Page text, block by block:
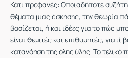
Κάτι προφανές: Οποιαδήποτε
θέματα μιας άσκησης, την θεωρία
βασίζεται, ή και ιδέες για το πώς
είναι θεμιτές και επιθυμητές, γιατί
κατανόηση της όλης ύλης. Το τελικό